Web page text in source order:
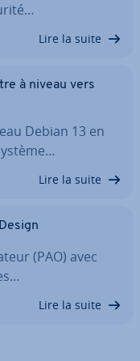
Lire la suite
à niveau vers
Debian 13 en
Lire la suite
(PAO) avec
Lire la suite